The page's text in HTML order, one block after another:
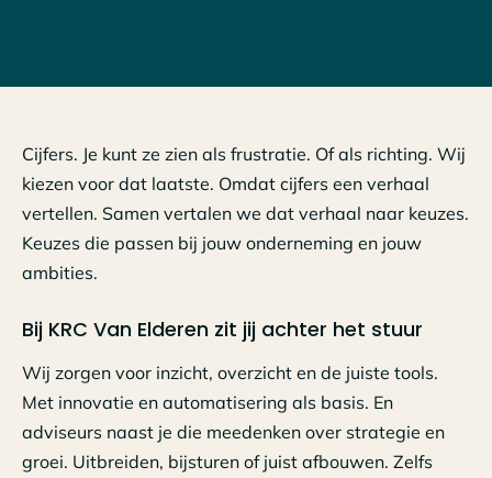
Cijfers. Je kunt ze zien als frustratie. Of als richting. Wij
kiezen voor dat laatste. Omdat cijfers een verhaal
vertellen. Samen vertalen we dat verhaal naar keuzes.
Keuzes die passen bij jouw onderneming en jouw
ambities.
Bij KRC Van Elderen zit jij achter het stuur
Wij zorgen voor inzicht, overzicht en de juiste tools.
Met innovatie en automatisering als basis. En
adviseurs naast je die meedenken over strategie en
groei. Uitbreiden, bijsturen of juist afbouwen. Zelfs